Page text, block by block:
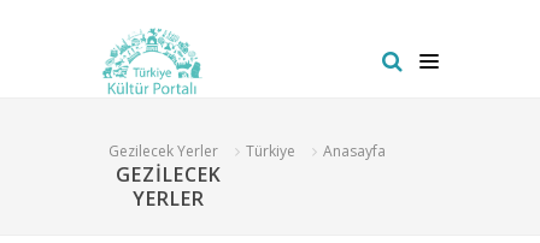
Gezilecek Yerler Türkiye Anasayfa
GEZİLECEK
YERLER